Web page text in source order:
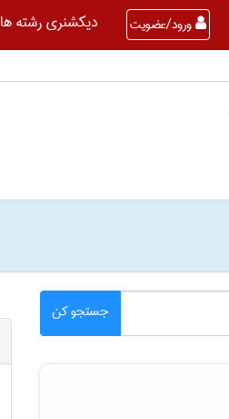
ورود/عضویت دیکشنری رشته ها
جستجو کن